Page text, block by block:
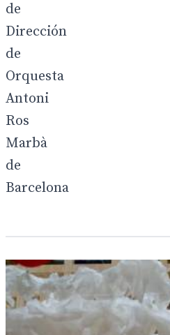
de
Dirección
de
Orquesta
Antoni
Ros
Marbà
de
Barcelona